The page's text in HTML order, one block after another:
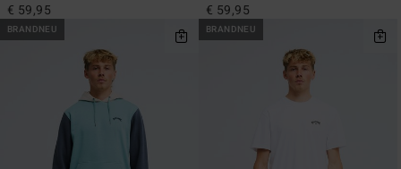
€ 59,95 € 59,95
BRANDNEU BRANDNEU